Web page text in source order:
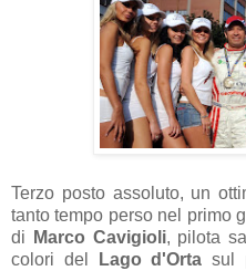
Terzo posto assoluto, un
tanto tempo perso nel primo
di
Marco Cavigioli, pilota
colori del
Lago d'Orta sul